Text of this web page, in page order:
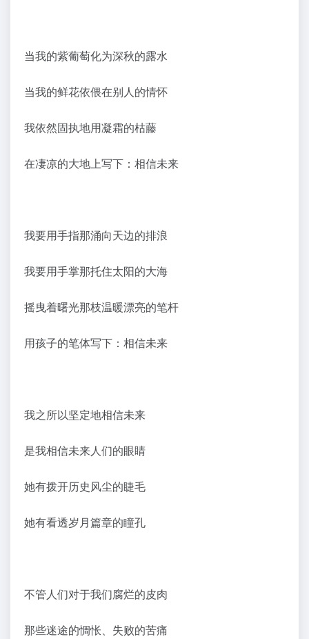
当我的紫葡萄化为深秋的露水
当我的鲜花依偎在别人的情怀
我依然固执地用凝霜的枯藤
在凄凉的大地上写下：相信未来
我要用手指那涌向天边的排浪
我要用手掌那托住太阳的大海
摇曳着曙光那枝温暖漂亮的笔杆
用孩子的笔体写下：相信未来
我之所以坚定地相信未来
是我相信未来人们的眼睛
她有拨开历史风尘的睫毛
她有看透岁月篇章的瞳孔
不管人们对于我们腐烂的皮肉
那些迷途的惆怅、失败的苦痛